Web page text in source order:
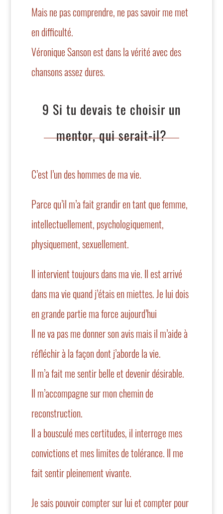
Mais ne pas comprendre, ne pas savoir me met
en difficulté.
Véronique Sanson est dans la vérité avec des
chansons assez dures.
9 Si tu devais te choisir un
mentor, qui serait-il?
C’est l’un des hommes de ma vie.
Parce qu’il m’a fait grandir en tant que femme,
intellectuellement, psychologiquement,
physiquement, sexuellement.
Il intervient toujours dans ma vie. Il est arrivé
dans ma vie quand j’étais en miettes. Je lui dois
en grande partie ma force aujourd’hui
Il ne va pas me donner son avis mais il m’aide à
réfléchir à la façon dont j’aborde la vie.
Il m’a fait me sentir belle et devenir désirable.
Il m’accompagne sur mon chemin de
reconstruction.
Il a bousculé mes certitudes, il interroge mes
convictions et mes limites de tolérance. Il me
fait sentir pleinement vivante.
Je sais pouvoir compter sur lui et compter pour